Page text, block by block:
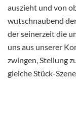
auszieht und von
wutschnaubend
der seinerzeit die
uns aus unserer
zwingen, Stellung
gleiche Stück-